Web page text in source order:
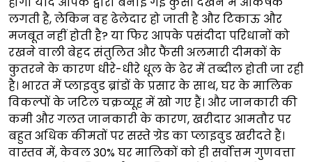
लगती है, लेकिन वह ढेलेदार हो जाती है और टिकाऊ और
मजबूत नहीं होती है? या फिर आपके पसंदीदा परिधानों को
रखने वाली बेहद संतुलित और फैंसी अलमारी दीमकों के
कुतरने के कारण धीरे-धीरे धूल के ढेर में तब्दील होती जा रही
है। भारत में प्लाइवुड ब्रांडों के प्रसार के साथ, घर के मालिक
विकल्पों के जटिल चक्रव्यूह में खो गए हैं। और जानकारी की
कमी और गलत जानकारी के कारण, खरीदार आमतौर पर
बहुत अधिक कीमतों पर सस्ते ग्रेड का प्लाइवुड खरीदते हैं।
वास्तव में, केवल 30% घर मालिकों को ही सर्वोत्तम गुणवत्ता